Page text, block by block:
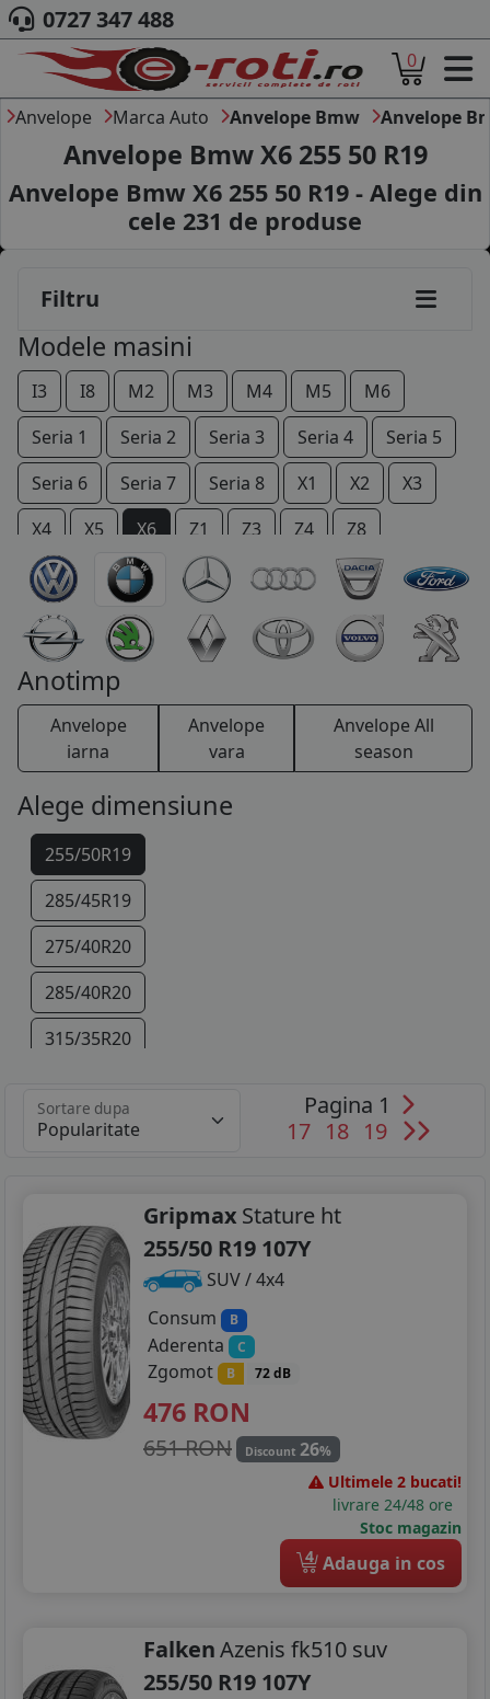
ACASA
DESPRE NOI
ANVELOPE
AUTO
CAMION
MOTO
MARCA AUTO
BLOG
B2B - COLABORARE COMPANII
CONT
CONTACT
COS (
0 PRODUSE
0727 347 488
0
Anvelope Marca Auto Anvelope Bmw Anvelope
Anvelope Bmw X6 255 50 R19
Anvelope Bmw X6 255 50 R19 - Alege din
cele 231 de produse
Filtru
Modele masini
I3 I8 M2 M3 M4 M5
M6
Seria 1
Seria 2 Seria 3 Seria 4
Seria 5
Seria 6
Seria 7 Seria 8 X1 X2
X3
X4
X5 X6 Z1 Z3 Z4 Z8
Anotimp
Anvelope
iarna
Anvelope
vara
Anvelope All
season
Alege dimensiune
255/50R19
285/45R19
275/40R20
285/40R20
315/35R20
285/35R21
Sortare dupa
Pagina 1
17 18 19
Gripmax Stature ht
255/50 R19 107Y
SUV / 4x4
Consum
B
Aderenta C
Zgomot B 72 dB
476 RON
651 RON Discount 26%
Ultimele 2 bucati!
livrare 24/48 ore
Stoc magazin
4 Adauga in cos
FalkenAzenis fk510 suv
255/50 R19 107Y